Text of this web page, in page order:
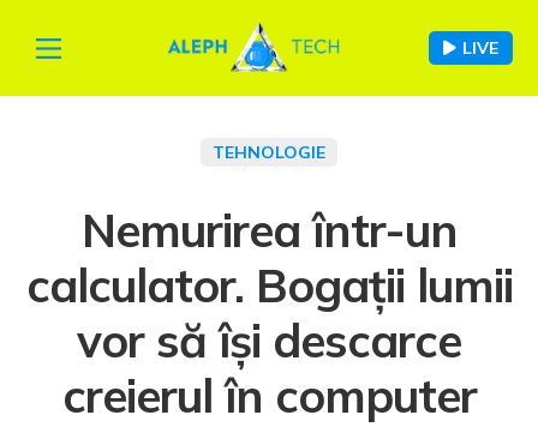
LIVE
TEHNOLOGIE
Nemurirea într-un
calculator. Bogații lumii
vor să își descarce
creierul în computer